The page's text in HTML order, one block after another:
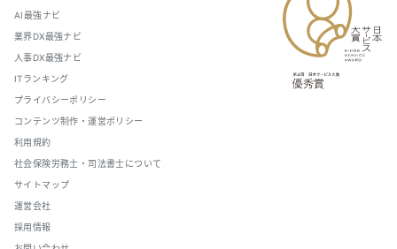
AI最強ナビ
業界DX最強ナビ
人事DX最強ナビ
ITランキング
プライバシーポリシー
コンテンツ制作・運営ポリシー
利用規約
社会保険労務士・司法書士について
サイトマップ
運営会社
採用情報